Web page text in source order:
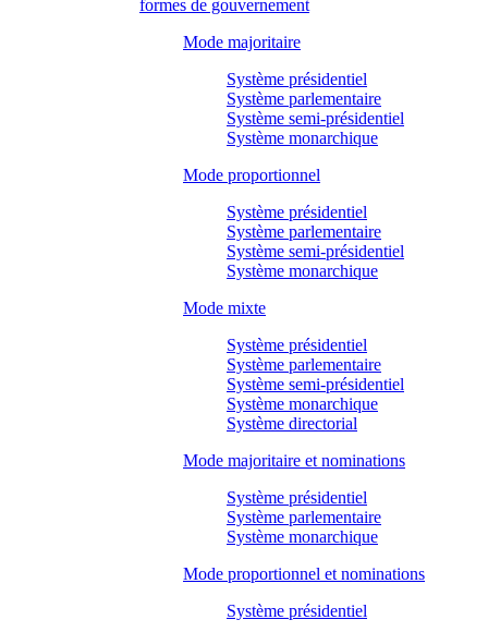
formes de gouvernement
Mode majoritaire
Système présidentiel
Système parlementaire
Système semi-présidentiel
Système monarchique
Mode proportionnel
Système présidentiel
Système parlementaire
Système semi-présidentiel
Système monarchique
Mode mixte
Système présidentiel
Système parlementaire
Système semi-présidentiel
Système monarchique
Système directorial
Mode majoritaire et nominations
Système présidentiel
Système parlementaire
Système monarchique
Mode proportionnel et nominations
Système présidentiel